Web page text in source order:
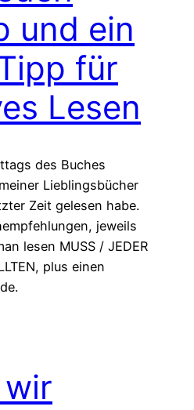
und ein
für
Lesen
des Buches
Lieblingsbücher
Zeit gelesen habe.
jeweils
lesen MUSS / JEDER
plus einen